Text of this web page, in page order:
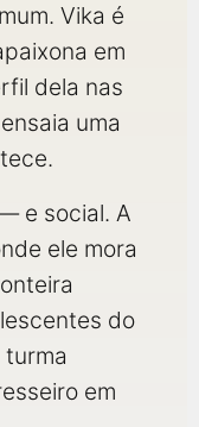
Vika é
em
dela nas
uma
e social. A
ele mora
do
em